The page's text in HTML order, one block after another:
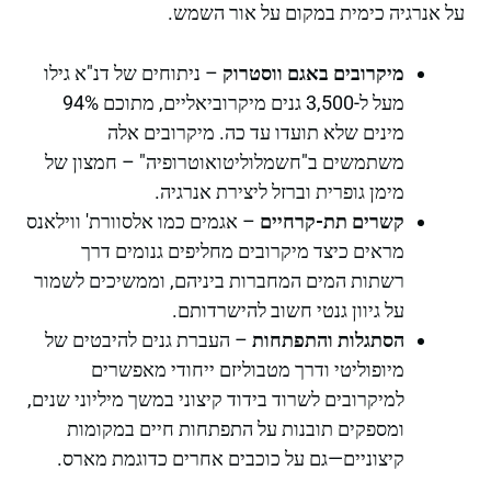
על אנרגיה כימית במקום על אור השמש.
מיקרובים באגם ווסטרוק – ניתוחים של דנ"א גילו
מעל ל-3,500 גנים מיקרוביאליים, מתוכם 94%
מינים שלא תועדו עד כה. מיקרובים אלה
משתמשים ב"חשמלוליטואוטרופיה" – חמצון של
מימן גופרית וברזל ליצירת אנרגיה.
קשרים תת-קרחיים – אגמים כמו אלסוורת' ווילאנס
מראים כיצד מיקרובים מחליפים גנומים דרך
רשתות המים המחברות ביניהם, וממשיכים לשמור
על גיוון גנטי חשוב להישרדותם.
הסתגלות והתפתחות– העברת גנים להיבטים של
מיופוליטי ודרך מטבוליזם ייחודי מאפשרים
למיקרובים לשרוד בידוד קיצוני במשך מיליוני שנים,
ומספקים תובנות על התפתחות חיים במקומות
קיצוניים—גם על כוכבים אחרים כדוגמת מארס.